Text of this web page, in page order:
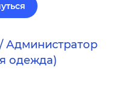
Администратор
одежда)